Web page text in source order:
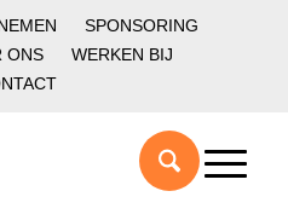
SPONSORING
ONS
WERKEN BIJ